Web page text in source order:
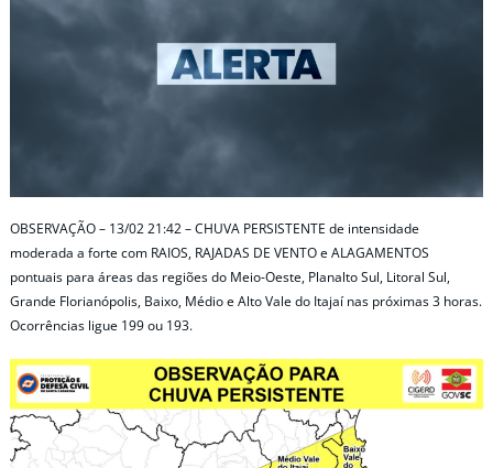
OBSERVAÇÃO – 13/02 21:42 – CHUVA PERSISTENTE de intensidade
moderada a forte com RAIOS, RAJADAS DE VENTO e ALAGAMENTOS
pontuais para áreas das regiões do Meio-Oeste, Planalto Sul, Litoral Sul,
Grande Florianópolis, Baixo, Médio e Alto Vale do Itajaí nas próximas 3 horas.
Ocorrências ligue 199 ou 193.